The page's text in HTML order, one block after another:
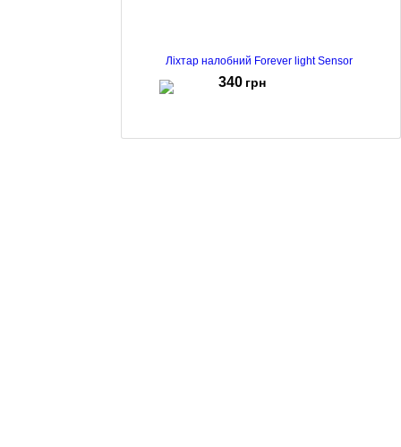
Ліхтар налобний Forever light Sensor
340 грн